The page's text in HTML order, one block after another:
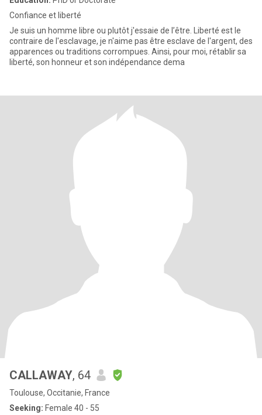
Confiance et liberté
Je suis un homme libre ou plutôt j'essaie de l’être. Liberté est le
contraire de l'esclavage, je n'aime pas être esclave de l'argent, des
apparences ou traditions corrompues. Ainsi, pour moi, rétablir sa
liberté, son honneur et son indépendance dema
CALLAWAY, 64
Toulouse, Occitanie, France
Seeking: Female 40 - 55